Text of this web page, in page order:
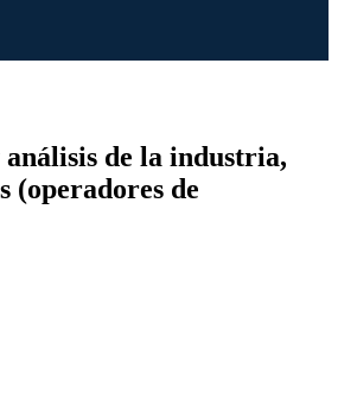
de la industria,
(operadores de